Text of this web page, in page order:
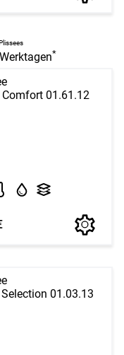
*
Comfort 01.61.12
01.03.13